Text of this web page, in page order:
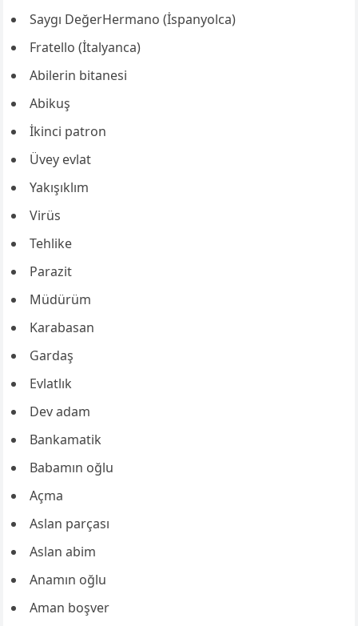
Saygı DeğerHermano (İspanyolca)
Fratello (İtalyanca)
Abilerin bitanesi
Abikuş
İkinci patron
Üvey evlat
Yakışıklım
Virüs
Tehlike
Parazit
Müdürüm
Karabasan
Gardaş
Evlatlık
Dev adam
Bankamatik
Babamın oğlu
Açma
Aslan parçası
Aslan abim
Anamın oğlu
Aman boşver